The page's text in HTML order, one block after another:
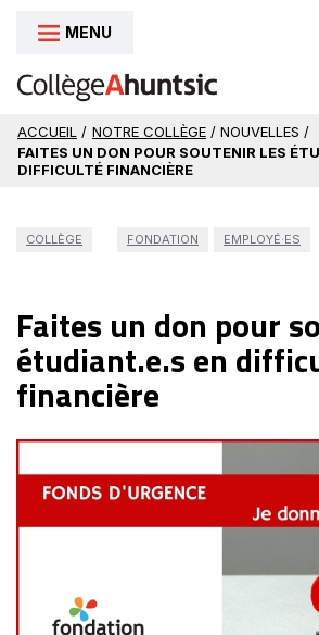
Aller au contenu
MENU
ACCUEIL / NOTRE COLLÈGE / NOUVELLES /
FAITES UN DON POUR SOUTENIR LES
DIFFICULTÉ FINANCIÈRE
COLLÈGE FONDATION EMPLOYÉ·ES
Faites un don pour
étudiant.e.s en
financière